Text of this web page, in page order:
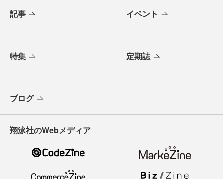
記事 イベント
特集 定期誌
ブログ
翔泳社のWebメディア